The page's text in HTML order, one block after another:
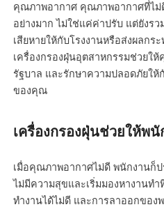
คุณภาพอากาศ คุณภาพอากาศที่ไม่
อย่างมาก ไม่ใช่แค่ค่าปรับ แต่ยังร
เสียหายให้กับโรงงานหรือส่งผลก
เครื่องกรองฝุ่นอุตสาหกรรมช่วยใ
รัฐบาล และรักษาความปลอดภัยใ
ของคุณ
เครื่องกรองฝุ่นช่วยให้พ
เมื่อคุณภาพอากาศไม่ดี พนักงานก็
ไม่มีความสุขและเริ่มมองหางานท
ทำงานได้ไม่ดี และการลาออกของ